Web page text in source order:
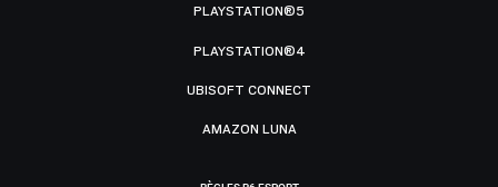
PLAYSTATION®5
PLAYSTATION®4
UBISOFT CONNECT
AMAZON LUNA